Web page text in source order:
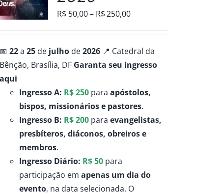
R$ 50,00 – R$250,00Faixa
R$50,00
através
📅22a25 de julho de2026 📍 Catedral da
Bênção, Brasília, DF Garanta seu ingresso
aqui
Ingresso A: R$ 250 paraapóstolos,
bispos, missionários e pastores.
Ingresso B: R$ 200 paraevangelistas,
presbíteros, diáconos, obreiros e
membros.
Ingresso Diário: R$ 50 para
participação emapenas um dia do
evento, na data selecionada. O